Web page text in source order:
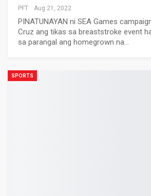
PFT Aug 21, 2022
PINATUNAYAN ni SEA Games
Cruz ang tikas sa breaststroke event
sa parangal ang homegrown na…
SPORTS